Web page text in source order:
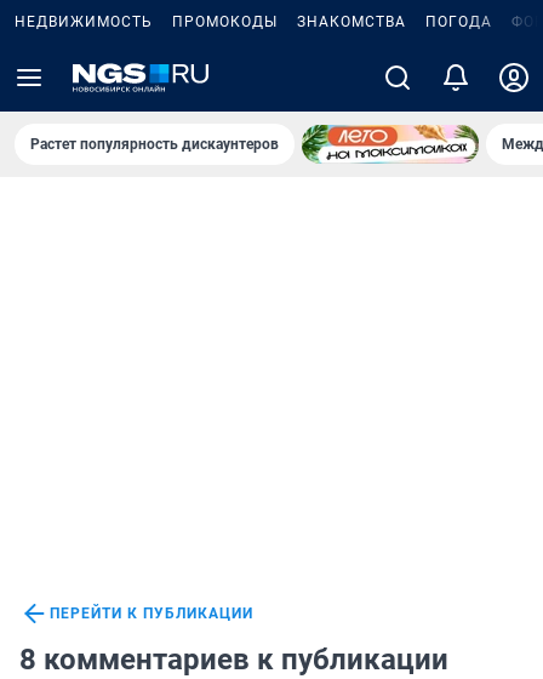
НЕДВИЖИМОСТЬ ПРОМОКОДЫ ЗНАКОМСТВА ПОГОДА
Растет популярность дискаунтеров
ПЕРЕЙТИ К ПУБЛИКАЦИИ
8 комментариев к публикации